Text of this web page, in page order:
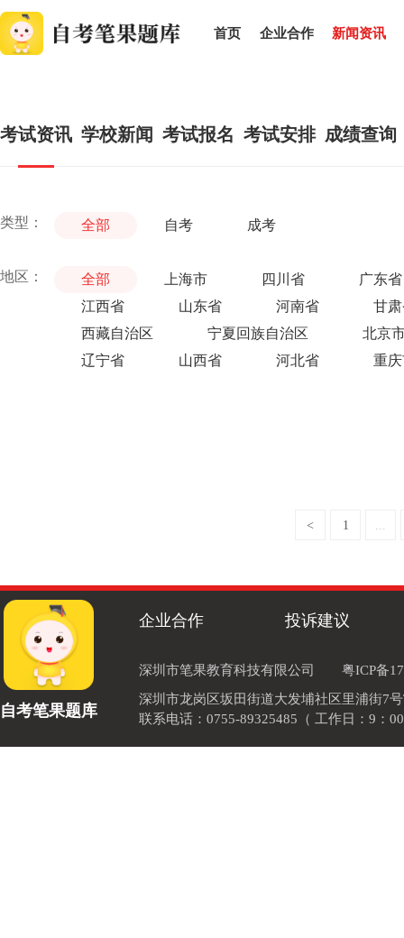
首页 企业合作 新闻资讯
考试资讯 学校新闻 考试报名 考试安排 成绩查询
类型： 全部 自考 成考
地区： 全部 上海市 四川省
广东省
江西省
山东省 河南省
甘
西藏自治区
宁夏回族自治区
北京
辽宁省
山西省 河北省 重
< 1 ...
自考笔果题库
企业合作 投诉建议
深圳市笔果教育科技有限公司
粤ICP备
深圳市龙岗区坂田街道大发埔社区里浦街7
联系电话：0755-89325485（ 工作日：9：